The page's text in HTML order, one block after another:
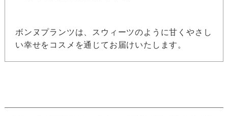
ボンヌプランツは、スウィーツのように甘くやさし
い幸せをコスメを通じてお届けいたします。